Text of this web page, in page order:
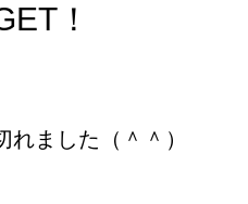
！
ました（＾＾）